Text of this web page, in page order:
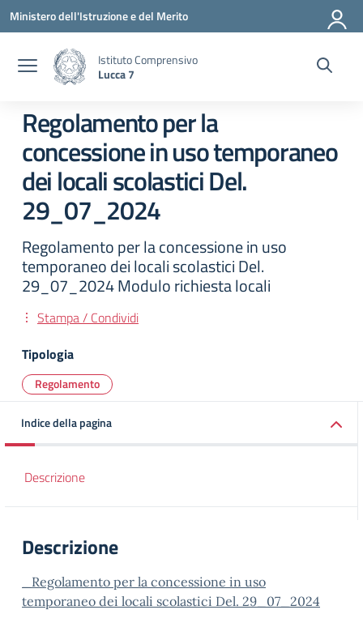
Vai ai contenuti
Vai al menu di navigazione
Vai al footer
Ministero dell'Istruzione e del Merito
Istituto Comprensivo
Lucca 7
Regolamento per la
concessione in uso temporaneo
dei locali scolastici Del.
29_07_2024
Regolamento per la concessione in uso
temporaneo dei locali scolastici Del.
29_07_2024 Modulo richiesta locali
Stampa / Condividi
Tipologia
Regolamento
Indice della pagina
Descrizione
Descrizione
_Regolamento per la concessione in uso
temporaneo dei locali scolastici Del. 29_07_2024